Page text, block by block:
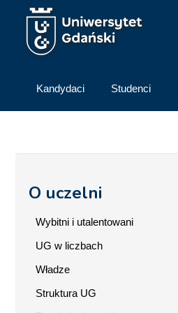
Przejdź do treści
Kandydaci Studenci
O uczelni
Wybitni i utalentowani
UG w liczbach
Władze
Struktura UG